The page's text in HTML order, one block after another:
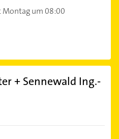
Montag um 08:00
+ Sennewald Ing.-